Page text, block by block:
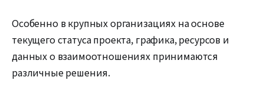
Особенно в крупных организациях на основе
текущего статуса проекта, графика, ресурсов и
данных о взаимоотношениях принимаются
различные решения.